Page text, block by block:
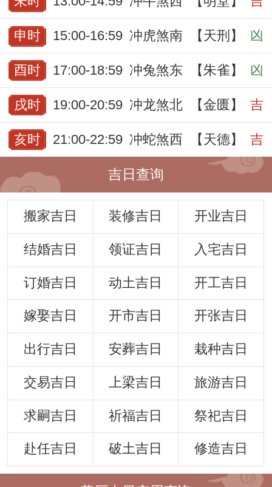
申时 15:00-16:59 冲虎煞南 【天刑】 凶
酉时 17:00-18:59 冲兔煞东 【朱雀】 凶
戌时 19:00-20:59 冲龙煞北 【金匮】 吉
亥时 21:00-22:59 冲蛇煞西 【天德】 吉
吉日查询
搬家吉日 装修吉日 开业吉日
结婚吉日 领证吉日 入宅吉日
订婚吉日 动土吉日 开工吉日
嫁娶吉日 开市吉日 开张吉日
出行吉日 安葬吉日 栽种吉日
交易吉日 上梁吉日 旅游吉日
求嗣吉日 祈福吉日 祭祀吉日
赴任吉日 破土吉日 修造吉日